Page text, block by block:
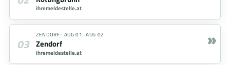
ihremeldestelle.at
03
ZENDORF · AUG 01–AUG 02
Zendorf
ihremeldestelle.at
»